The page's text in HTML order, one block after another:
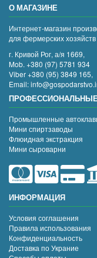
О МАГАЗИНЕ
Интернет-магазин
для фермерских хозяйств
г. Кривой Рог, а/я 1669,
Mob. +380 (97) 5781 934
Viber +380 (95) 3849 165,
Email:
Промышленные
Мини спиртзаводы
Флюидная экстракция
Мини сыроварни
ИНФОРМАЦИЯ
Условия соглашения
Правила использования
Конфиденциальность
Доставка по Украние